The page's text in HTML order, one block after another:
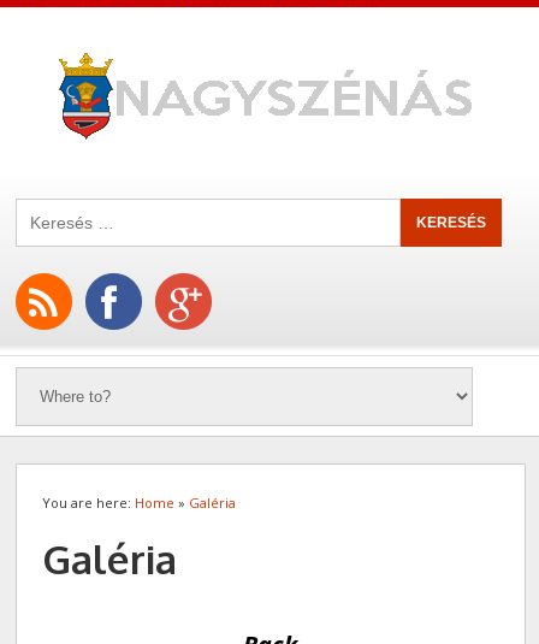
You are here: Home » Galéria
Galéria